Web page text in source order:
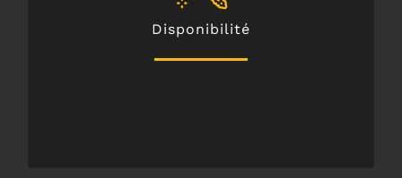
Disponibilité
24 h/ 24 et 7 j / 7
appel ou sur notre formulaire de contact prévu à